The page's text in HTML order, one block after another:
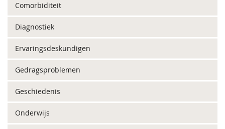
Comorbiditeit
Diagnostiek
Ervaringsdeskundigen
Gedragsproblemen
Geschiedenis
Onderwijs